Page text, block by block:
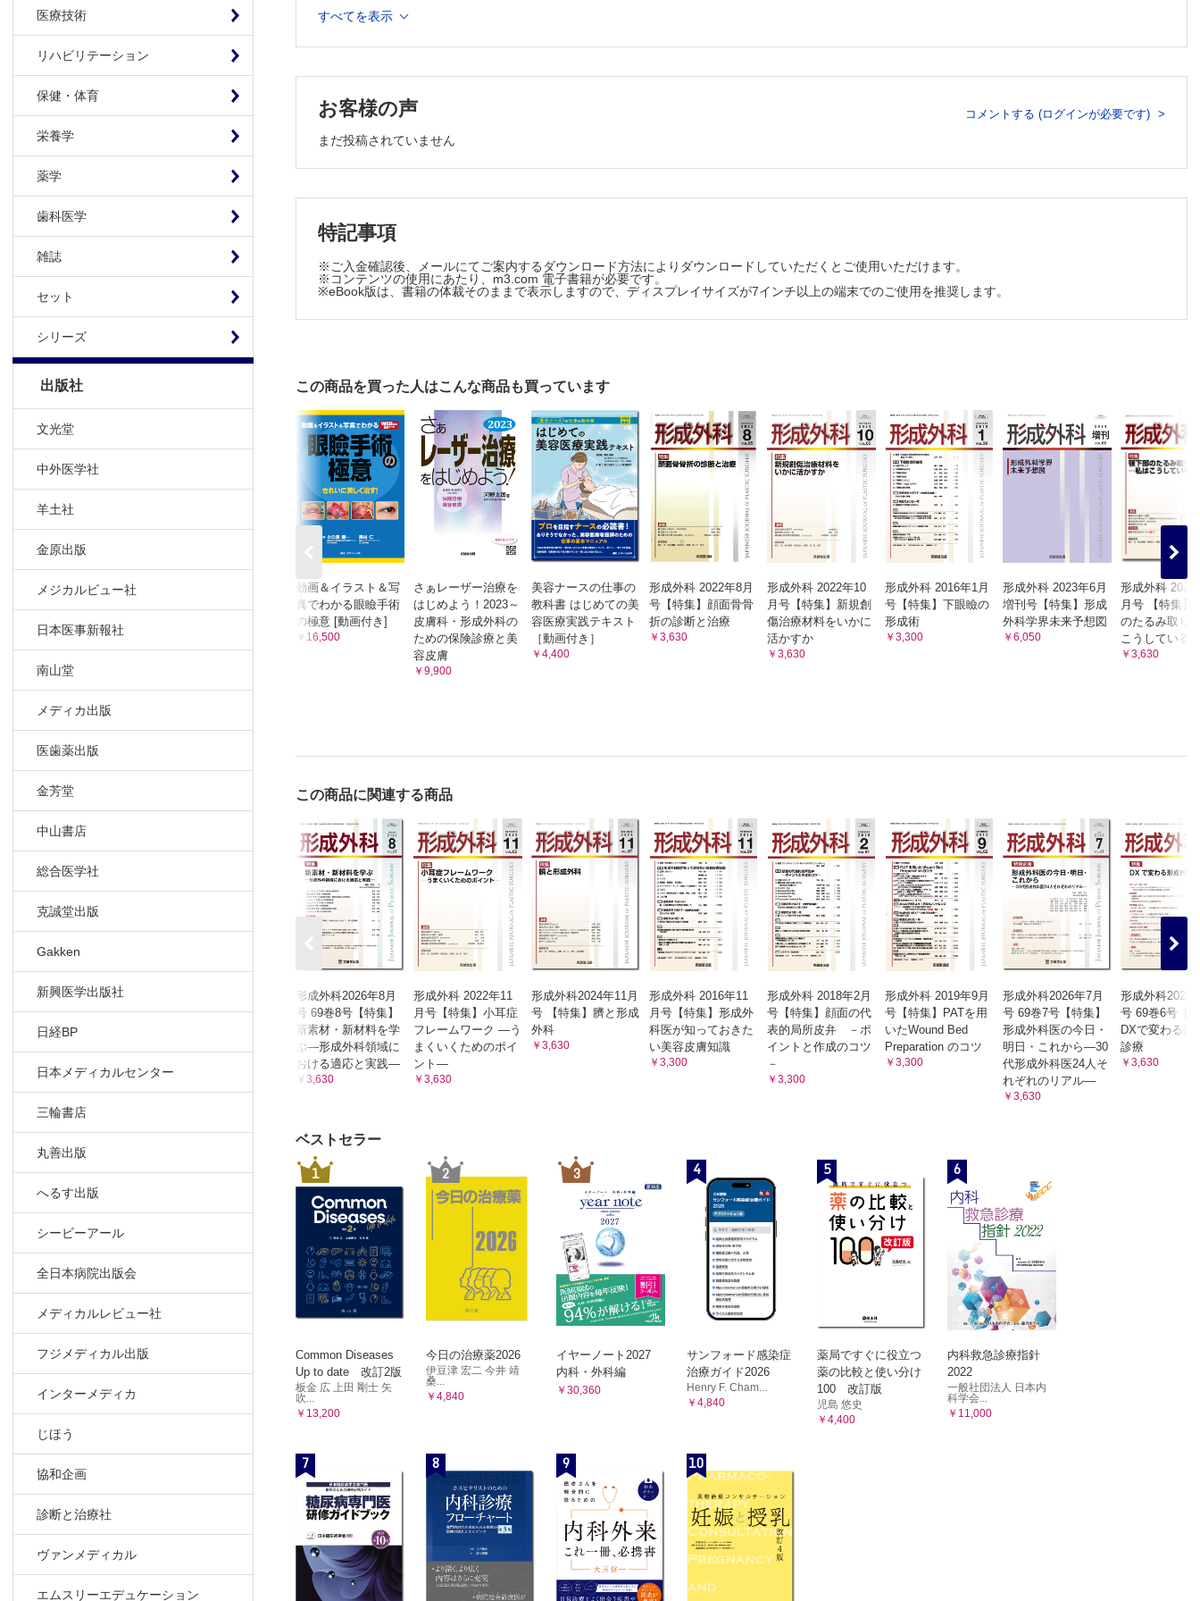
医療技術
リハビリテーション
保健・体育
栄養学
薬学
歯科医学
雑誌
セット
シリーズ
出版社
文光堂
中外医学社
羊土社
金原出版
メジカルビュー社
日本医事新報社
南山堂
メディカ出版
医歯薬出版
金芳堂
中山書店
総合医学社
克誠堂出版
Gakken
新興医学出版社
日経BP
日本メディカルセンター
三輪書店
丸善出版
へるす出版
シービーアール
全日本病院出版会
メディカルレビュー社
フジメディカル出版
インターメディカ
じほう
協和企画
診断と治療社
ヴァンメディカル
エムスリーエデュケーション
原著
Szilagyi III度感染を伴う術後リンパ漏を陰圧閉鎖療法にて治療した1例 會沢哲士ほか
工夫
すべてを表示
お客様の声 コメントする (ログインが必要です)
まだ投稿されていません
特記事項
※ご入金確認後、メールにてご案内するダウンロード方法によりダウンロードしていただくとご使用いただけます。
※コンテンツの使用にあたり、m3.com 電子書籍が必要です。
※eBook版は、書籍の体裁そのままで表示しますので、ディスプレイサイズが7インチ以上の端末でのご使用を推奨します。
この商品を買った人はこんな商品も買っています
動画＆イラスト＆写
真でわかる眼瞼手術
の極意 [動画付き]
￥16,500
さぁレーザー治療を
はじめよう！2023～
皮膚科・形成外科の
ための保険診療と美
容皮膚
￥9,900
美容ナースの仕事の
教科書 はじめての美
容医療実践テキスト
［動画付き］
￥4,400
形成外科 2022年8月
号【特集】顔面骨骨
折の診断と治療
￥3,630
形成外科 2022年10
月号【特集】新規創
傷治療材料をいかに
活かすか
￥3,630
形成外科 2016年1月
号【特集】下眼瞼の
形成術
￥3,300
形成外科 2023年6月
増刊号【特集】形成
外科学界未来予想図
￥6,050
形成外科 2023
月号 【特集】
のたるみ取り
こうしている
￥3,630
この商品に関連する商品
形成外科2026年8月
号 69巻8号【特集】
新素材・新材料を学
ぶ—形成外科領域に
おける適応と実践―
￥3,630
形成外科 2022年11
月号【特集】小耳症
フレームワーク ―う
まくいくためのポイ
ント―
￥3,630
形成外科2024年11月
号 【特集】臍と形成
外科
￥3,630
形成外科 2016年11
月号【特集】形成外
科医が知っておきた
い美容皮膚知識
￥3,300
形成外科 2018年2月
号【特集】顔面の代
表的局所皮弁 －ポ
イントと作成のコツ
－
￥3,300
形成外科 2019年9月
号【特集】PATを用
いたWound Bed
Preparation のコツ
￥3,300
形成外科2026年7月
号 69巻7号【特集】
形成外科医の今日・
明日・これから―30
代形成外科医24人そ
れぞれのリアル―
￥3,630
形成外科2026
号 69巻6号【
DXで変わる形
診療
￥3,630
ベストセラー
1
Common Diseases
Up to date 改訂2版
板金 広 上田 剛士 矢
吹...
￥13,200
2
今日の治療薬2026
伊豆津 宏二 今井 靖
桑...
￥4,840
3
イヤーノート2027
内科・外科編
￥30,360
4
サンフォード感染症
治療ガイド2026
Henry F. Cham...
￥4,840
5
薬局ですぐに役立つ
薬の比較と使い分け
100 改訂版
児島 悠史
￥4,400
6
内科救急診療指針
2022
一般社団法人 日本内
科学会...
￥11,000
7 8 9 10